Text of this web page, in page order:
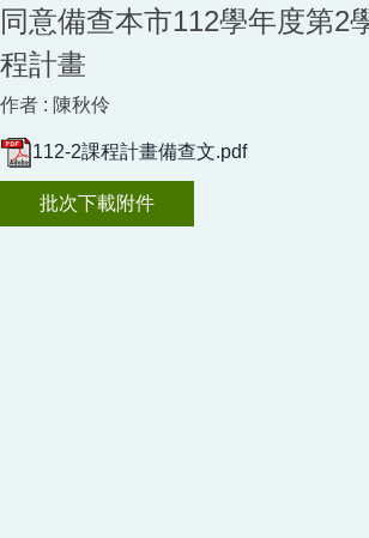
同意備查本市112學年度第2
程計畫
作者 : 陳秋伶
112-2課程計畫備查文.pdf
批次下載附件